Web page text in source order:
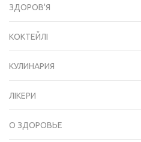
ЗДОРОВ'Я
КОКТЕЙЛІ
КУЛИНАРИЯ
ЛІКЕРИ
О ЗДОРОВЬЕ